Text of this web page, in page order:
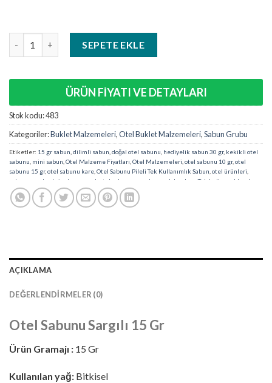
SEPETE EKLE
ÜRÜN FİYATI VE DETAYLARI
Stok kodu:483
Kategoriler:Buklet Malzemeleri,Otel Buklet Malzemeleri,Sabun Grubu
Etiketler: 15 gr sabun,dilimli sabun,doğal otel sabunu, hediyelik sabun 30 gr, kekikli otel
sabunu, mini sabun,Otel Malzeme Fiyatları,Otel Malzemeleri,otel sabunu 10 gr,otel
sabunu 15 gr,otel sabunu kare,Otel Sabunu Pileli Tek Kullanımlık Sabun,otel ürünleri,
sabun
sargılı mini sabun sargılı otel sabunu sargılı yuvarlak sabun ,Tek kullanımlık sabun
Toptan Otel Malzemeleri,yuvarlak otel sabunu
AÇIKLAMA
DEĞERLENDIRMELER (0)
Otel Sabunu Sargılı 15 Gr
Ürün Gramajı : 15 Gr
Kullanılan yağ: Bitkisel